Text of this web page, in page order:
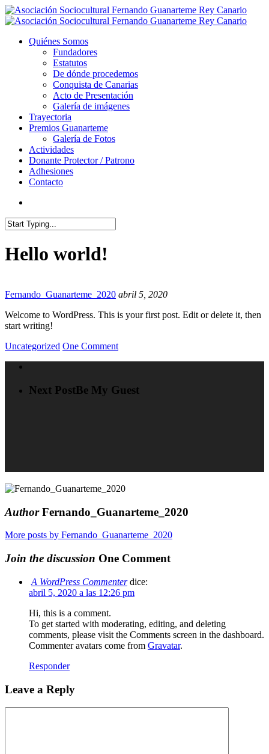
Quiénes Somos
Fundadores
Estatutos
De dónde procedemos
Conquista de Canarias
Acto de Presentación
Galería de imágenes
Trayectoria
Premios Guanarteme
Galería de Fotos
Actividades
Donante Protector / Patrono
Adhesiones
Contacto
Hello world!
Fernando_Guanarteme_2020 abril 5, 2020
Welcome to WordPress. This is your first post. Edit or delete it, then
start writing!
Uncategorized One Comment
Next PostBe My Guest
AuthorFernando_Guanarteme_2020
More posts by Fernando_Guanarteme_2020
Join the discussion One Comment
A WordPress Commenter dice:
abril 5, 2020 a las 12:26 pm
Hi, this is a comment.
To get started with moderating, editing, and deleting
comments, please visit the Comments screen in the dashboard.
Commenter avatars come from Gravatar.
Responder
Leave a Reply